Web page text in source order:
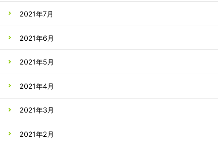
2021年7月
2021年6月
2021年5月
2021年4月
2021年3月
2021年2月